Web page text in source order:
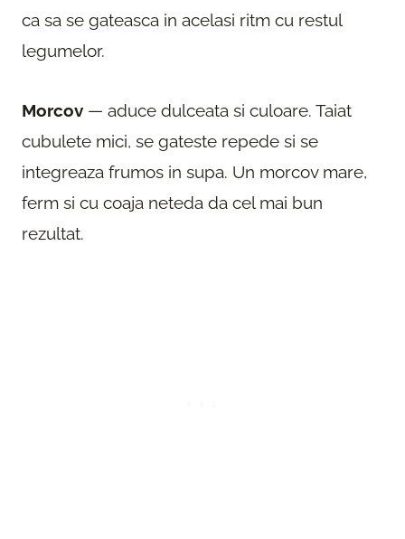
ca sa se gateasca in acelasi ritm cu restul
legumelor.
Morcov — aduce dulceata si culoare. Taiat
cubulete mici, se gateste repede si se
integreaza frumos in supa. Un morcov mare,
ferm si cu coaja neteda da cel mai bun
rezultat.